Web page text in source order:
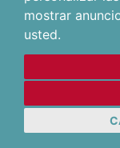
mostrar
usted.